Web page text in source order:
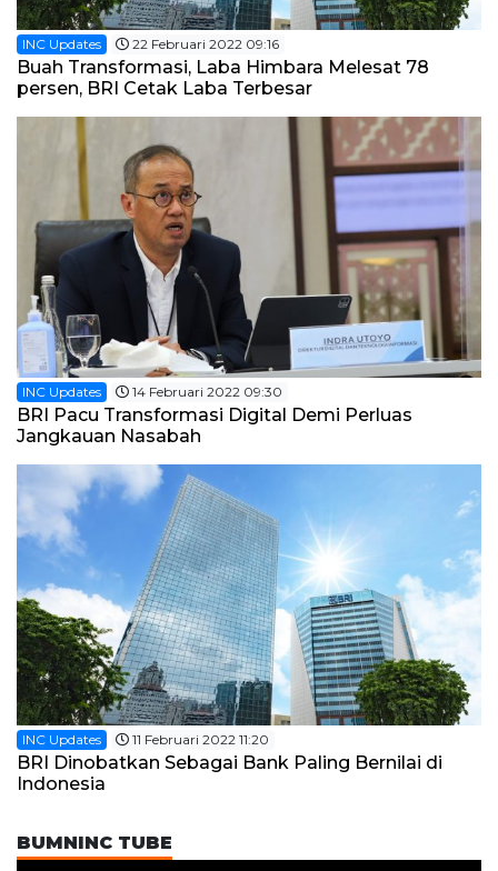
INC Updates 22 Februari 2022 09:16
Buah Transformasi, Laba Himbara Melesat 78
persen, BRI Cetak Laba Terbesar
INC Updates 14 Februari 2022 09:30
BRI Pacu Transformasi Digital Demi Perluas
Jangkauan Nasabah
INC Updates 11 Februari 2022 11:20
BRI Dinobatkan Sebagai Bank Paling Bernilai di
Indonesia
BUMNINC TUBE